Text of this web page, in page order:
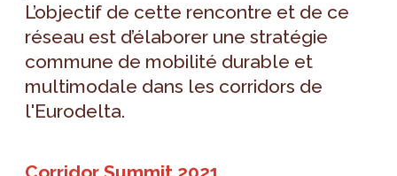
L’objectif de cette rencontre et de ce
réseau est d’élaborer une stratégie
commune de mobilité durable et
multimodale dans les corridors de
l'Eurodelta.